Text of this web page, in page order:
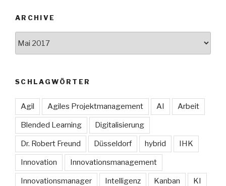
ARCHIVE
SCHLAGWÖRTER
Agil Agiles Projektmanagement AI Arbeit
Blended Learning Digitalisierung
Dr. Robert Freund Düsseldorf hybrid IHK
Innovation Innovationsmanagement
Innovationsmanager Intelligenz Kanban KI